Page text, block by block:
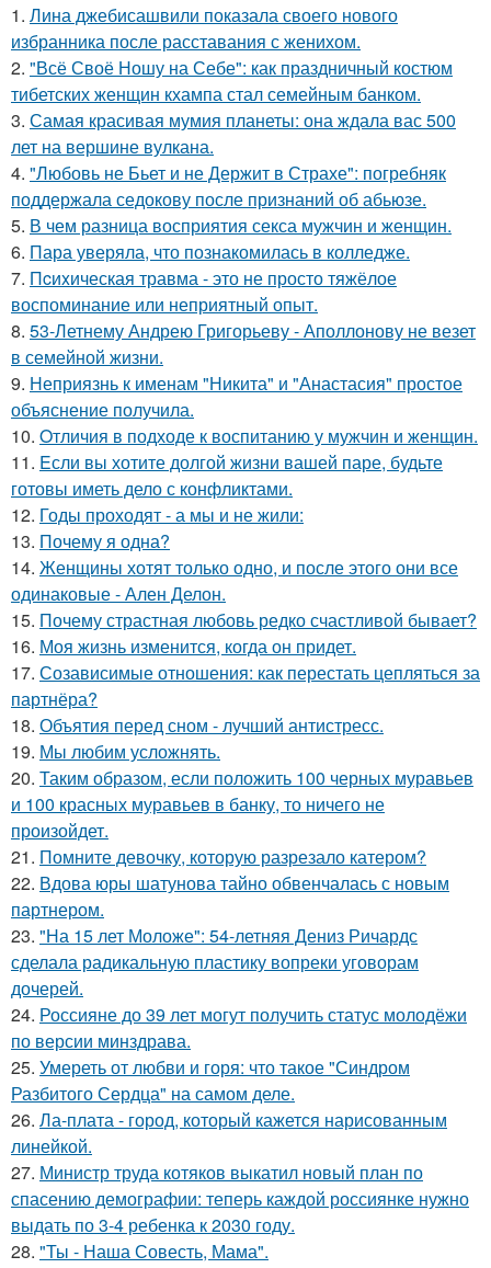
1. Лина джебисашвили показала своего нового
избранника после расставания с женихом.
2. "Всё Своё Ношу на Себе": как праздничный костюм
тибетских женщин кхампа стал семейным банком.
3. Самая красивая мумия планеты: она ждала вас 500
лет на вершине вулкана.
4. "Любовь не Бьет и не Держит в Страхе": погребняк
поддержала седокову после признаний об абьюзе.
5. В чем разница восприятия секса мужчин и женщин.
6. Пара уверяла, что познакомилась в колледже.
7. Пcиxическая травма - это не просто тяжёлое
воспоминание или неприятный опыт.
8. 53-Летнему Андрею Григорьеву - Аполлонову не везет
в семейной жизни.
9. Неприязнь к именам "Никита" и "Анастасия" простое
объяснение получила.
10. Oтличия в подходе к воспитанию у мужчин и женщин.
11. Eсли вы хотите долгой жизни вашей паре, будьте
готовы иметь дело с конфликтами.
12. Годы проходят - а мы и не жили:
13. Почему я одна?
14. Женщины хотят только одно, и после этого они все
одинаковые - Ален Делон.
15. Почему страстная любовь редко счастливой бывает?
16. Моя жизнь изменится, когда он придет.
17. Созависимые отношения: как перестать цепляться за
партнёра?
18. Объятия перед сном - лучший антистресс.
19. Мы любим усложнять.
20. Таким образом, если положить 100 черных муравьев
и 100 красных муравьев в банку, то ничего не
произойдет.
21. Помните девочку, которую разрезало катером?
22. Вдова юры шатунова тайно обвенчалась с новым
партнером.
23. "На 15 лет Моложе": 54-летняя Дениз Ричардс
сделала радикальную пластику вопреки уговорам
дочерей.
24. Россияне до 39 лет могут получить статус молодёжи
по версии минздрава.
25. Умереть от любви и горя: что такое "Синдром
Разбитого Сердца" на самом деле.
26. Ла-плата - город, который кажется нарисованным
линейкой.
27. Министр труда котяков выкатил новый план по
спасению демографии: теперь каждой россиянке нужно
выдать по 3-4 ребенка к 2030 году.
28. "Ты - Наша Совесть, Мама".